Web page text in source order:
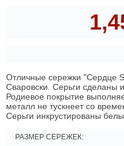
Отличные сережки "Сердце
Сваровски. Серьги сделаны
Родиевое покрытие
металл не тускнеет со
Серьги инкрустированы
РАЗМЕР СЕРЕЖЕК: